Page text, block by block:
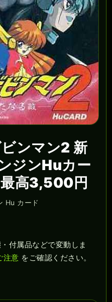
ンマン2 新
ジンHuカー
最高3,500円
Hu カード
付属品などで変動しま
注意 をご確認ください。